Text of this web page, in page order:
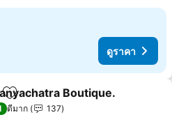
ดูราคา
เพิ่มในรายการโปรด
Boutique.
ดีมาก
137